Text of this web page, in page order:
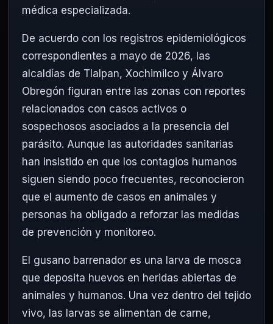
médica especializada.
De acuerdo con los registros epidemiológicos
correspondientes a mayo de 2026, las
alcaldías de Tlalpan, Xochimilco y Álvaro
Obregón figuran entre las zonas con reportes
relacionados con casos activos o
sospechosos asociados a la presencia del
parásito. Aunque las autoridades sanitarias
han insistido en que los contagios humanos
siguen siendo poco frecuentes, reconocieron
que el aumento de casos en animales y
personas ha obligado a reforzar las medidas
de prevención y monitoreo.
El gusano barrenador es una larva de mosca
que deposita huevos en heridas abiertas de
animales y humanos. Una vez dentro del tejido
vivo, las larvas se alimentan de carne,